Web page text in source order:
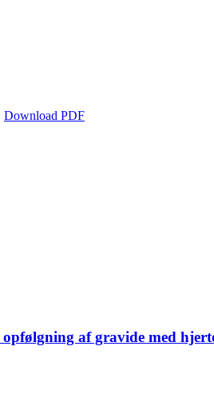
Download PDF
af gravide med